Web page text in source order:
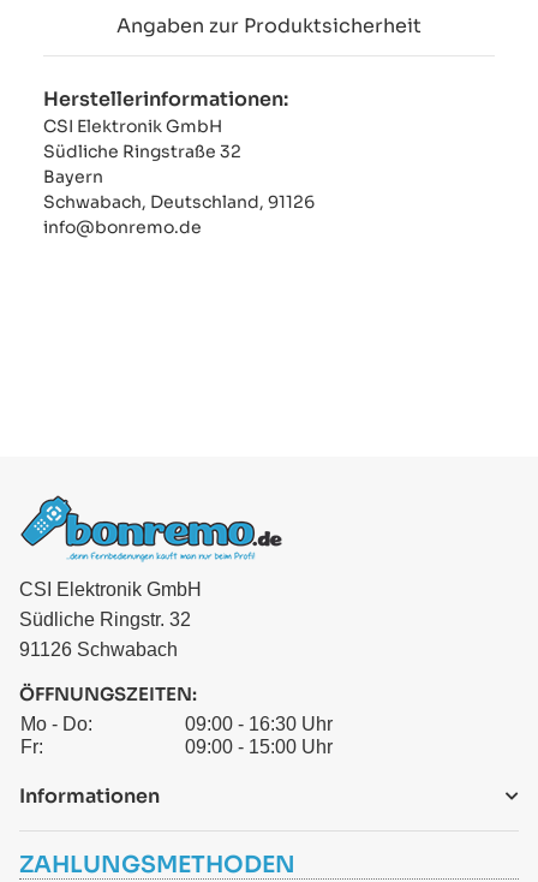
Angaben zur Produktsicherheit
Herstellerinformationen:
CSI Elektronik GmbH
Südliche Ringstraße 32
Bayern
Schwabach, Deutschland, 91126
info@bonremo.de
CSI Elektronik GmbH
Südliche Ringstr. 32
91126 Schwabach
ÖFFNUNGSZEITEN:
Mo - Do:
09:00 - 16:30 Uhr
Fr:
09:00 - 15:00 Uhr
Informationen
ZAHLUNGSMETHODEN